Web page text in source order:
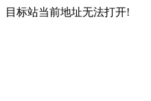
目标站当前地址无法打开!